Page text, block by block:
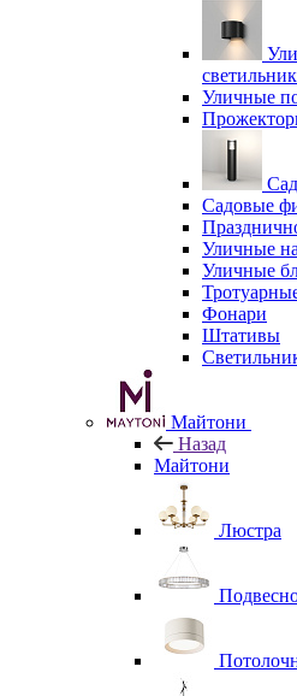
Уличные
Садовые
Уличные
Уличные
Фонари
Штативы
Майтони
Назад
Майтони
Люстра